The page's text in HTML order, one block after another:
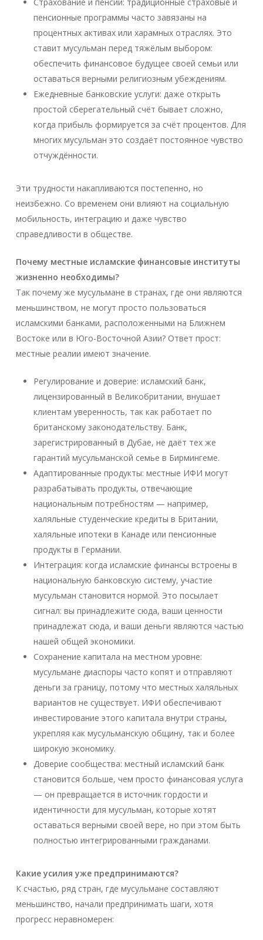
пенсионные программы часто завязаны на
процентных активах или харамных отраслях. Это
ставит мусульман перед тяжёлым выбором:
обеспечить финансовое будущее своей семьи или
оставаться верными религиозным убеждениям.
Ежедневные банковские услуги: даже открыть
простой сберегательный счёт бывает сложно,
когда прибыль формируется за счёт процентов. Для
многих мусульман это создаёт постоянное чувство
отчуждённости.
Эти трудности накапливаются постепенно, но
неизбежно. Со временем они влияют на социальную
мобильность, интеграцию и даже чувство
справедливости в обществе.
Почему местные исламские финансовые институты
жизненно необходимы?
Так почему же мусульмане в странах, где они являются
меньшинством, не могут просто пользоваться
исламскими банками, расположенными на Ближнем
Востоке или в Юго-Восточной Азии? Ответ прост:
местные реалии имеют значение.
Регулирование и доверие: исламский банк,
лицензированный в Великобритании, внушает
клиентам уверенность, так как работает по
британскому законодательству. Банк,
зарегистрированный в Дубае, не даёт тех же
гарантий мусульманской семье в Бирмингеме.
Адаптированные продукты: местные ИФИ могут
разрабатывать продукты, отвечающие
национальным потребностям — например,
халяльные студенческие кредиты в Британии,
халяльные ипотеки в Канаде или пенсионные
продукты в Германии.
Интеграция: когда исламские финансы встроены в
национальную банковскую систему, участие
мусульман становится нормой. Это посылает
сигнал: вы принадлежите сюда, ваши ценности
принадлежат сюда, и ваши деньги являются частью
нашей общей экономики.
Сохранение капитала на местном уровне:
мусульмане диаспоры часто копят и отправляют
деньги за границу, потому что местных халяльных
вариантов не существует. ИФИ обеспечивают
инвестирование этого капитала внутри страны,
укрепляя как мусульманскую общину, так и более
широкую экономику.
Доверие сообщества: местный исламский банк
становится больше, чем просто финансовая услуга
— он превращается в источник гордости и
идентичности для мусульман, которые хотят
оставаться верными своей вере, но при этом быть
полностью интегрированными гражданами.
Какие усилия уже предпринимаются?
К счастью, ряд стран, где мусульмане составляют
меньшинство, начали предпринимать шаги, хотя
прогресс неравномерен: